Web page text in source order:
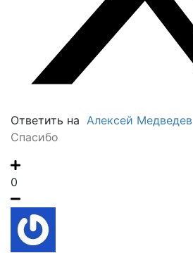
Ответить на Алексей Медведев
Спасибо
0